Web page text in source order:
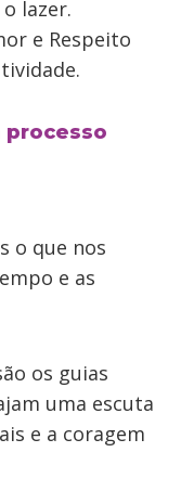
lazer.
e Respeito
processo
o que nos
e as
os guias
uma escuta
e a coragem